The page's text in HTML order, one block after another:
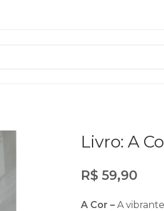
Livro: A
R$ 59,90
A Cor – A